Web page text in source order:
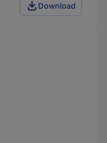
Download